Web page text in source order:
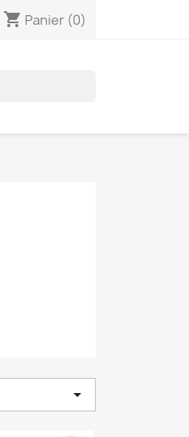
shopping_cart Panier (0)
